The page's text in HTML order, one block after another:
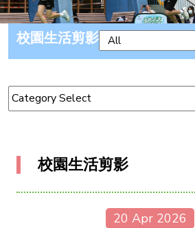
校園生活剪影
校園生活剪影
20 Apr 2026